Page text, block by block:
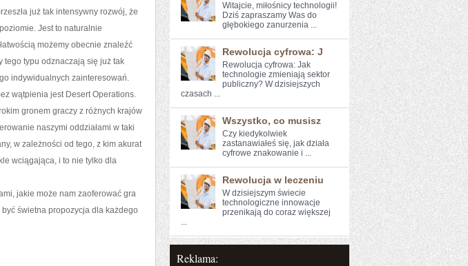
już tak intensywny rozwój, że
Jest to naturalnie
możemy obecnie znaleźć
tego typu odznaczają się już tak
indywidualnych zainteresowań.
wątpienia jest Desert Operations.
gronem graczy z różnych krajów
naszymi oddziałami w taki
w zależności od tego, z kim akurat
wciągająca, i to nie tylko dla
jakie może nam zaoferować gra
świetna propozycja dla każdego
Witajcie, miłośnicy‍ technologii!
Dziś zapraszamy Was ​do
głębokiego zanurzenia ...
Rewolucja cyfrowa: J
Rewolucja cyfrowa: ⁣Jak⁤
technologie zmieniają ⁢sektor
publiczny? W dzisiejszych
czasach ...
Wszystko, co musisz
Czy ⁤kiedykolwiek
⁤zastanawiałeś⁤ się,​ jak działa⁢
cyfrowe znakowanie i ...
Rewolucja w leczeniu
W dzisiejszym świecie
technologiczne innowacje
przenikają do coraz większej
...
Reklama: